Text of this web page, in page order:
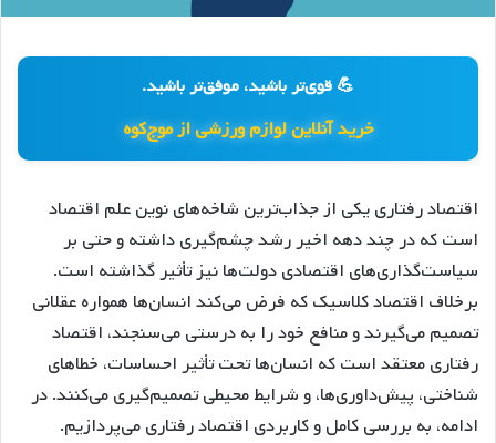
💪 قوی‌تر باشید، موفق‌تر باشید.
خرید آنلاین لوازم ورزشی از موج‌کوه
اقتصاد رفتاری یکی از جذاب‌ترین شاخه‌های نوین علم اقتصاد
است که در چند دهه اخیر رشد چشم‌گیری داشته و حتی بر
سیاست‌گذاری‌های اقتصادی دولت‌ها نیز تأثیر گذاشته است.
برخلاف اقتصاد کلاسیک که فرض می‌کند انسان‌ها همواره عقلانی
تصمیم می‌گیرند و منافع خود را به درستی می‌سنجند، اقتصاد
رفتاری معتقد است که انسان‌ها تحت تأثیر احساسات، خطاهای
شناختی، پیش‌داوری‌ها، و شرایط محیطی تصمیم‌گیری می‌کنند. در
ادامه، به بررسی کامل و کاربردی اقتصاد رفتاری می‌پردازیم.